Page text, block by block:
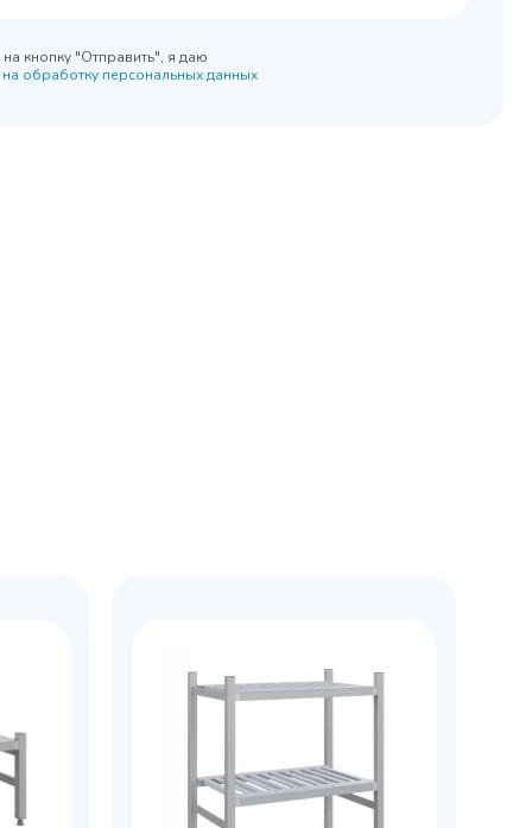
кнопку "Отправить", я даю
на обработку персональных данных